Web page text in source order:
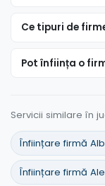
Ce tipuri de
Pot înființa o
Servicii similare în
Înființare firmă
Înființare firmă